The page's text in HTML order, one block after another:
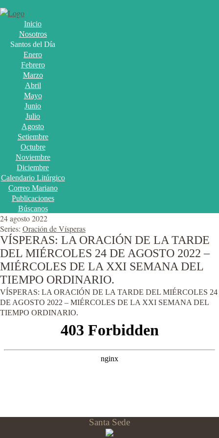
Inicio
Nosotros
Santos del Día
Enero
Febrero
Marzo
Abril
Mayo
Junio
Julio
Agosto
Setiembre
Octubre
Noviembre
Diciembre
Calendario Litúrgico
Correo Mariano
Publicaciones
Búscanos
24 agosto 2022
Series: Oración de Vísperas
VÍSPERAS: LA ORACIÓN DE LA TARDE
DEL MIÉRCOLES 24 DE AGOSTO 2022 –
MIÉRCOLES DE LA XXI SEMANA DEL
TIEMPO ORDINARIO.
VÍSPERAS: LA ORACIÓN DE LA TARDE DEL MIÉRCOLES 24
DE AGOSTO 2022 – MIÉRCOLES DE LA XXI SEMANA DEL
TIEMPO ORDINARIO.
Santa Sede